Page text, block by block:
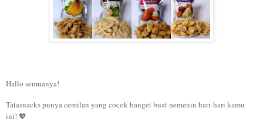
Hallo semuanya!
Tatasnacks punya cemilan yang cocok banget buat nemenin hari-hari kamu
ini! 💖